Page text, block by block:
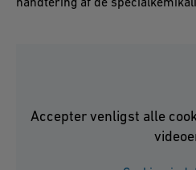
Accepter venligst alle